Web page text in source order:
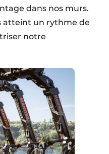
dans nos murs.
atteint un rythme de
notre